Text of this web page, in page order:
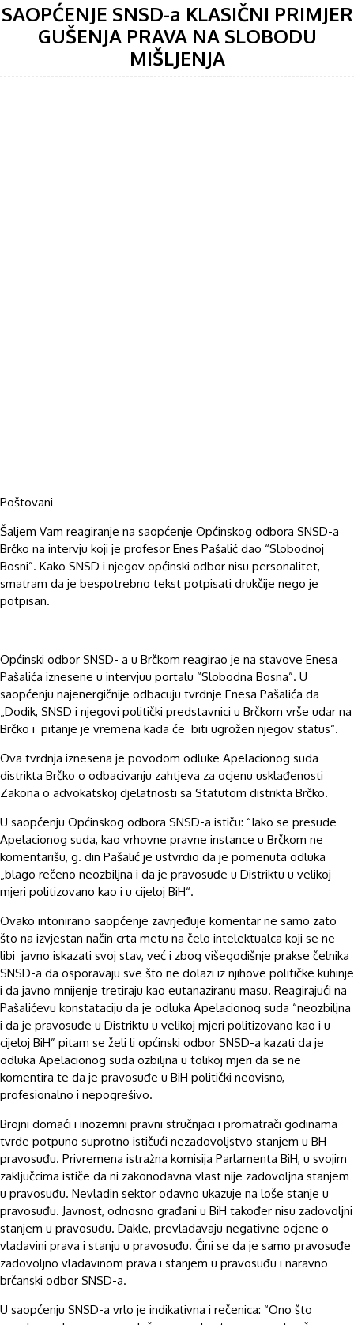
SAOPĆENJE SNSD-a KLASIČNI PRIMJER
GUŠENJA PRAVA NA SLOBODU
MIŠLJENJA
Poštovani
Šaljem Vam reagiranje na saopćenje Općinskog odbora SNSD-a
Brčko na intervju koji je profesor Enes Pašalić dao “Slobodnoj
Bosni”. Kako SNSD i njegov općinski odbor nisu personalitet,
smatram da je bespotrebno tekst potpisati drukčije nego je
potpisan.
Općinski odbor SNSD- a u Brčkom reagirao je na stavove Enesa
Pašalića iznesene u intervjuu portalu “Slobodna Bosna”. U
saopćenju najenergičnije odbacuju tvrdnje Enesa Pašalića da
„Dodik, SNSD i njegovi politički predstavnici u Brčkom vrše udar na
Brčko i pitanje je vremena kada će biti ugrožen njegov status“.
Ova tvrdnja iznesena je povodom odluke Apelacionog suda
distrikta Brčko o odbacivanju zahtjeva za ocjenu usklađenosti
Zakona o advokatskoj djelatnosti sa Statutom distrikta Brčko.
U saopćenju Općinskog odbora SNSD-a ističu: “Iako se presude
Apelacionog suda, kao vrhovne pravne instance u Brčkom ne
komentarišu, g. din Pašalić je ustvrdio da je pomenuta odluka
„blago rečeno neozbiljna i da je pravosuđe u Distriktu u velikoj
mjeri politizovano kao i u cijeloj BiH“.
Ovako intonirano saopćenje zavrjeđuje komentar ne samo zato
što na izvjestan način crta metu na čelo intelektualca koji se ne
libi javno iskazati svoj stav, već i zbog višegodišnje prakse čelnika
SNSD-a da osporavaju sve što ne dolazi iz njihove političke kuhinje
i da javno mnijenje tretiraju kao eutanaziranu masu. Reagirajući na
Pašalićevu konstataciju da je odluka Apelacionog suda “neozbiljna
i da je pravosuđe u Distriktu u velikoj mjeri politizovano kao i u
cijeloj BiH” pitam se želi li općinski odbor SNSD-a kazati da je
odluka Apelacionog suda ozbiljna u tolikoj mjeri da se ne
komentira te da je pravosuđe u BiH politički neovisno,
profesionalno i nepogrešivo.
Brojni domaći i inozemni pravni stručnjaci i promatrači godinama
tvrde potpuno suprotno ističući nezadovoljstvo stanjem u BH
pravosuđu. Privremena istražna komisija Parlamenta BiH, u svojim
zaključcima ističe da ni zakonodavna vlast nije zadovoljna stanjem
u pravosuđu. Nevladin sektor odavno ukazuje na loše stanje u
pravosuđu. Javnost, odnosno građani u BiH također nisu zadovoljni
stanjem u pravosuđu. Dakle, prevladavaju negativne ocjene o
vladavini prava i stanju u pravosuđu. Čini se da je samo pravosuđe
zadovoljno vladavinom prava i stanjem u pravosuđu i naravno
brčanski odbor SNSD-a.
U saopćenju SNSD-a vrlo je indikativna i rečenica: “Ono što